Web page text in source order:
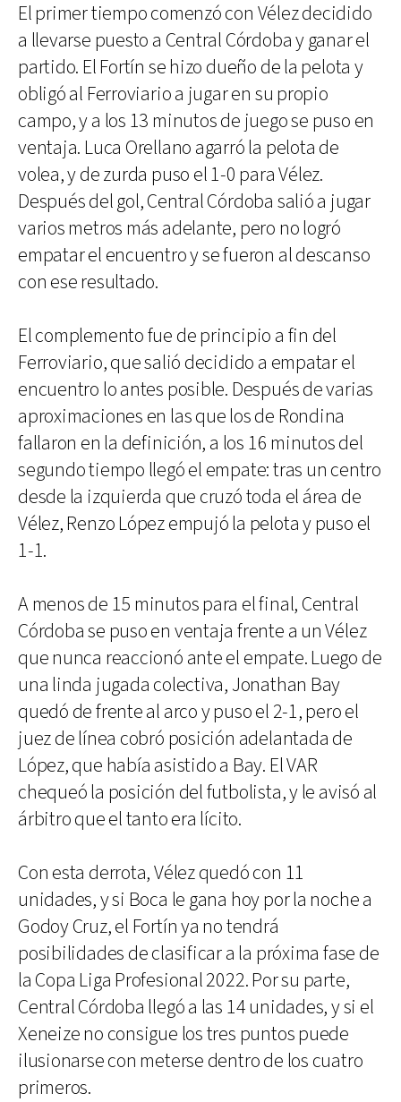
El primer tiempo comenzó con Vélez decidido
a llevarse puesto a Central Córdoba y ganar el
partido. El Fortín se hizo dueño de la pelota y
obligó al Ferroviario a jugar en su propio
campo, y a los 13 minutos de juego se puso en
ventaja. Luca Orellano agarró la pelota de
volea, y de zurda puso el 1-0 para Vélez.
Después del gol, Central Córdoba salió a jugar
varios metros más adelante, pero no logró
empatar el encuentro y se fueron al descanso
con ese resultado.
El complemento fue de principio a fin del
Ferroviario, que salió decidido a empatar el
encuentro lo antes posible. Después de varias
aproximaciones en las que los de Rondina
fallaron en la definición, a los 16 minutos del
segundo tiempo llegó el empate: tras un centro
desde la izquierda que cruzó toda el área de
Vélez, Renzo López empujó la pelota y puso el
1-1.
A menos de 15 minutos para el final, Central
Córdoba se puso en ventaja frente a un Vélez
que nunca reaccionó ante el empate. Luego de
una linda jugada colectiva, Jonathan Bay
quedó de frente al arco y puso el 2-1, pero el
juez de línea cobró posición adelantada de
López, que había asistido a Bay. El VAR
chequeó la posición del futbolista, y le avisó al
árbitro que el tanto era lícito.
Con esta derrota, Vélez quedó con 11
unidades, y si Boca le gana hoy por la noche a
Godoy Cruz, el Fortín ya no tendrá
posibilidades de clasificar a la próxima fase de
la Copa Liga Profesional 2022. Por su parte,
Central Córdoba llegó a las 14 unidades, y si el
Xeneize no consigue los tres puntos puede
ilusionarse con meterse dentro de los cuatro
primeros.